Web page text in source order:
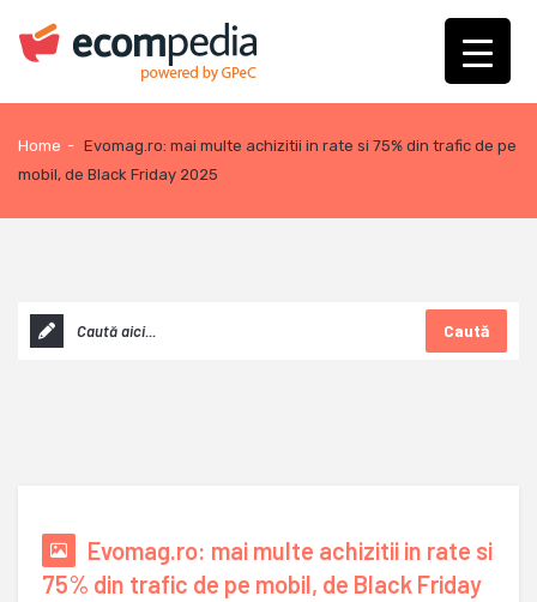
Home - Evomag.ro: mai multe achizitii in rate si 75% din trafic de pe
mobil, de Black Friday 2025
Caută
Evomag.ro: mai multe achizitii in rate si
75% din trafic de pe mobil, de Black Friday